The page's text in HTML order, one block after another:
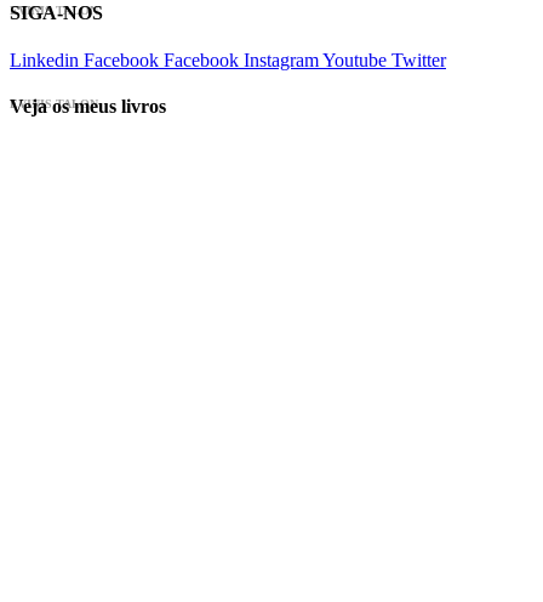
EVINIS TALON
SIGA-NOS
Linkedin Facebook Facebook InstagramYoutube Twitter
EVINIS TALON
Veja os meus livros